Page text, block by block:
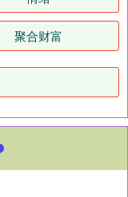
聚合财富